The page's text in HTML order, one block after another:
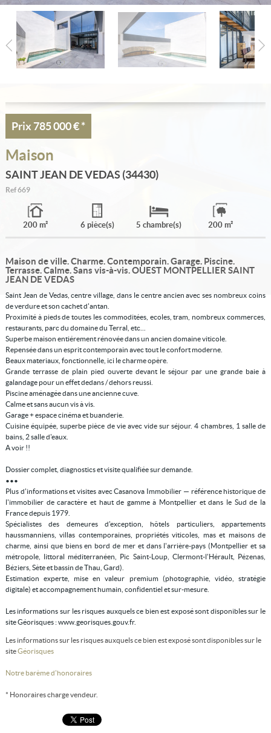
Créer une alerte
Ma sélection
Contact
Prix 785 000 €*
Maison
SAINT JEAN DE VEDAS (34430)
Ref669
200 m² 6 pièce(s) 5 chambre(s) 200 m²
Maison de ville. Charme. Contemporain. Garage. Piscine.
Terrasse. Calme. Sans vis-à-vis. OUEST MONTPELLIER SAINT
JEAN DE VEDAS
Saint Jean de Vedas, centre village, dans le centre ancien avec ses nombreux coins
de verdure et son cachet d'antan.
Proximité à pieds de toutes les commoditées, ecoles, tram, nombreux commerces,
restaurants, parc du domaine du Terral, etc...
Superbe maison entiérement rénovée dans un ancien domaine viticole.
Repensée dans un esprit contemporain avec tout le confort moderne.
Beaux materiaux, fonctionnelle, ici le charme opère.
Grande terrasse de plain pied ouverte devant le séjour par une grande baie à
galandage pour un effet dedans / dehors reussi.
Piscine aménagée dans une ancienne cuve.
Calme et sans aucun vis à vis.
Garage + espace cinéma et buanderie.
Cuisine équipée, superbe pièce de vie avec vide sur séjour. 4 chambres, 1 salle de
bains, 2 salle d'eaux.
A voir !!
Dossier complet, diagnostics et visite qualifiée sur demande.
•••
Plus d'informations et visites avec Casanova Immobilier — référence historique de
l'immobilier de caractère et haut de gamme à Montpellier et dans le Sud de la
France depuis 1979.
Spécialistes des demeures d'exception, hôtels particuliers, appartements
haussmanniens, villas contemporaines, propriétés viticoles, mas et maisons de
charme, ainsi que biens en bord de mer et dans l'arrière-pays (Montpellier et sa
métropole, littoral méditerranéen, Pic Saint-Loup, Clermont-l'Hérault, Pézenas,
Béziers, Sète et bassin de Thau, Gard).
Estimation experte, mise en valeur premium (photographie, vidéo, stratégie
digitale) et accompagnement humain, confidentiel et sur-mesure.
Les informations sur les risques auxquels ce bien est exposé sont disponibles sur le
site Géorisques : www.georisques.gouv.fr.
Les informations sur les risques auxquels ce bien est exposé sont disponibles sur le
siteGéorisques
Notre barème d'honoraires
* Honoraires charge vendeur.